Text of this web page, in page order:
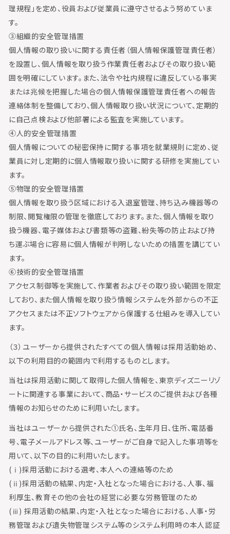
理規程」を定め、役員および従業員に遵守させるよう努めていま
す。
③組織的安全管理措置
個人情報の取り扱いに関する責任者（個人情報保護管理責任者）
を設置し、個人情報を取り扱う作業責任者およびその取り扱い範
囲を明確にしています。また、法令や社内規程に違反している事実
または兆候を把握した場合の個人情報保護管理責任者への報告
連絡体制を整備しており、個人情報取り扱い状況について、定期的
に自己点検および他部署による監査を実施しています。
④人的安全管理措置
個人情報についての秘密保持に関する事項を就業規則に定め、従
業員に対し定期的に個人情報取り扱いに関する研修を実施してい
ます。
⑤物理的安全管理措置
個人情報を取り扱う区域における入退室管理、持ち込み機器等の
制限、閲覧権限の管理を徹底しております。また、個人情報を取り
扱う機器、電子媒体および書類等の盗難、紛失等の防止および持
ち運ぶ場合に容易に個人情報が判明しないための措置を講じてい
ます。
⑥技術的安全管理措置
アクセス制御等を実施して、作業者およびその取り扱い範囲を限定
しており、また個人情報を取り扱う情報システムを外部からの不正
アクセスまたは不正ソフトウェアから保護する仕組みを導入してい
ます。
（３）ユーザーから提供されたすべての個人情報は採用活動始め、
以下の利用目的の範囲内で利用するものとします。
当社は採用活動に関して取得した個人情報を、東京ディズニーリゾ
ートに関連する事業において、商品・サービスのご提供および各種
情報のお知らせのために利用いたします。
当社はユーザーから提供された①氏名、生年月日、住所、電話番
号、電子メールアドレス等、ユーザーがご自身で記入した事項等を
用いて、以下の目的に利用いたします。
(ⅰ)採用活動における選考、本人への連絡等のため
(ⅱ)採用活動の結果、内定・入社となった場合における、人事、福
利厚生、教育その他の会社の経営に必要な労務管理のため
(ⅲ) 採用活動の結果、内定・入社となった場合における、人事・労
務管理および遺失物管理システム等のシステム利用時の本人認証